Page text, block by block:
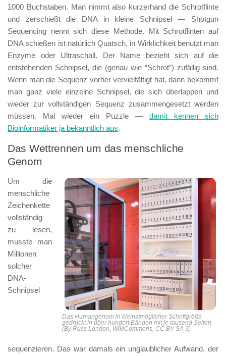
1000 Buchstaben. Man nimmt also kurzerhand die Schrotflinte
und zerschießt die DNA in kleine Schnipsel — Shotgun
Sequencing nennt sich diese Methode. Mit Schrotflinten auf
DNA schießen ist natürlich Quatsch, in Wirklichkeit benutzt man
Enzyme oder Ultraschall. Der Name bezieht sich auf die
entstehenden Schnipsel, die (genau wie “Schrot”) zufällig sind.
Wenn man die Sequenz vorher vervielfältigt hat, dann bekommt
man ganz viele einzelne Schnipsel, die sich überlappen und
wieder zur vollständigen Sequenz zusammengesetzt werden
müssen. Mal wieder ein Puzzle — damit kennen sich
Bioinformatiker ja bekanntlich aus.
Das Wettrennen um das menschliche
Genom
Das Humangenom in kleinstmöglicher Schriftgröße
gedruckt in über hundert Bänden mit je tausend Seiten.
(By Russ London, WikiCommons, CC BY-SA 3)
Um die
menschliche
Zeichenkette
vollständig
zu lesen,
musste man
Millionen
solcher
DNA-
Schnipsel
sequenzieren. Das war damals ein unglaublicher Aufwand, der